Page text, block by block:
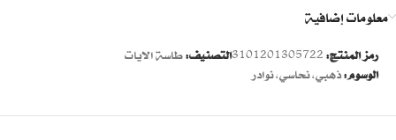
معلومات إضافية
رمز المنتج:3101201305722التصنيف:طاسة الايات
الوسوم:ذهبي,نحاسي,نوادر